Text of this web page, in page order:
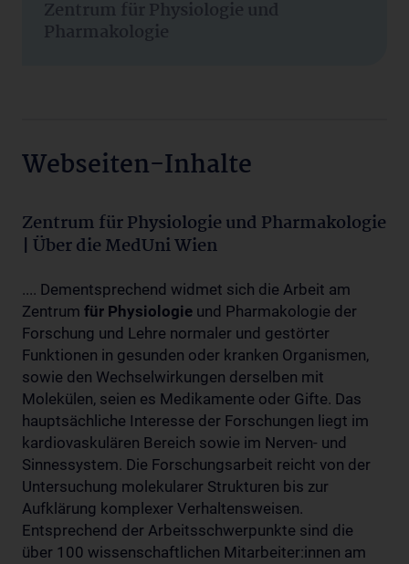
Zentrum für Physiologie und
Pharmakologie
Webseiten-Inhalte
Zentrum für Physiologie und Pharmakologie
| Über die MedUni Wien
.... Dementsprechend widmet sich die Arbeit am
Zentrum für Physiologie und Pharmakologie der
Forschung und Lehre normaler und gestörter
Funktionen in gesunden oder kranken Organismen,
sowie den Wechselwirkungen derselben mit
Molekülen, seien es Medikamente oder Gifte. Das
hauptsächliche Interesse der Forschungen liegt im
kardiovaskulären Bereich sowie im Nerven- und
Sinnessystem. Die Forschungsarbeit reicht von der
Untersuchung molekularer Strukturen bis zur
Aufklärung komplexer Verhaltensweisen.
Entsprechend der Arbeitsschwerpunkte sind die
über 100 wissenschaftlichen Mitarbeiter:innen am